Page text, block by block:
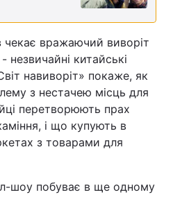
чекає вражаючий виворіт
незвичайні китайські
навиворіт» покаже, як
з нестачею місць для
перетворюють прах
і що купують в
з товарами для
шоу побуває в ще одному